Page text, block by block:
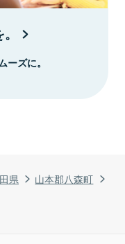
県
山本郡八森町
ズに。